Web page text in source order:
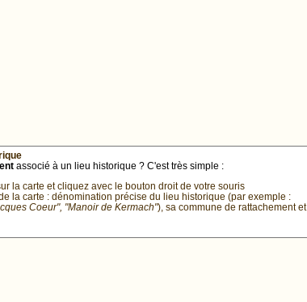
associé à un lieu historique ? C'est très simple :
la carte et cliquez avec le bouton droit de votre souris
la carte : dénomination précise du lieu historique (par exemple :
Coeur", "Manoir de Kermach"), sa commune de rattachement et